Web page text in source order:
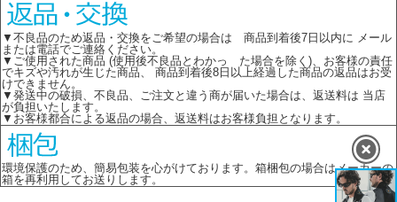
▼不良品のため返品・交換をご希望の場合は 商品到着後7日以内に メール
または電話でご連絡ください。
▼ご使用された商品 (使用後不良品とわかっ た場合を除く)、お客様の責任
でキズや汚れが生じた商品、 商品到着後8日以上経過した商品の返品はお受
けできません。
▼発送中の破損、不良品、ご注文と違う商が届いた場合は、返送料は 当店
が負担いたします。
▼お客様都合による返品の場合、返送料はお客様負担となります。
環境保護のため、簡易包装を心がけております。箱梱包の場合はメーカーの
箱を再利用してお送りします。